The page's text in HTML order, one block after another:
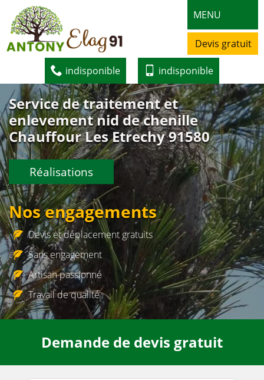
MENU
Devis gratuit
indisponible indisponible
Service de traitement et
enlevement nid de chenille
Chauffour Les Etrechy 91580
Réalisations
Nos engagements
Devis et déplacement gratuits
Sans engagement
Artisan passionné
Travail de qualité
Demande de devis gratuit